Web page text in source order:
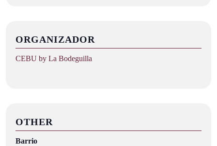
ORGANIZADOR
CEBU by La Bodeguilla
OTHER
Barrio